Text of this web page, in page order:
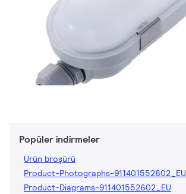
Popüler indirmeler
Ürün broşürü
Product-Photographs-911401552602_EU
Product-Diagrams-911401552602_EU